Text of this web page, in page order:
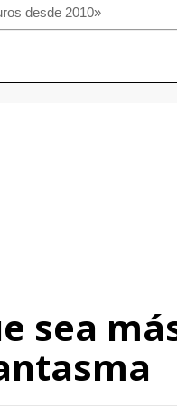
desde 2010»
sea